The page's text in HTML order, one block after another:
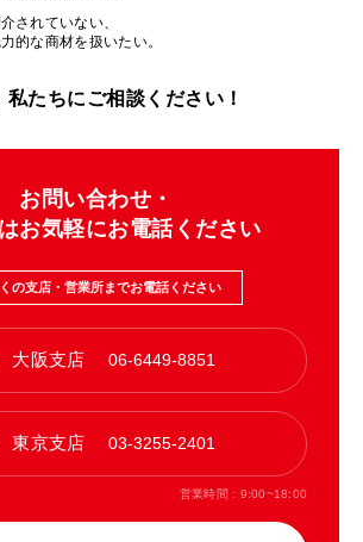
されていない、
的な商材を扱いたい。
私たちにご相談ください！
お問い合わせ・
お気軽にお電話ください
の支店・営業所までお電話ください
大阪支店 06-6449-8851
東京支店 03-3255-2401
営業時間 : 9:00~18:00